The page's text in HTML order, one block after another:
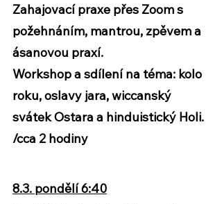
Zahajovací praxe přes Zoom s
požehnáním, mantrou, zpěvem a
ásanovou praxí.
Workshop a sdílení na téma: kolo
roku, oslavy jara, wiccanský
svátek Ostara a hinduistický Holi.
/cca 2 hodiny
8.3. pondělí 6:40